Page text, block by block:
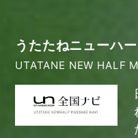
うたたねニューハ
UTATANE NEW HALF